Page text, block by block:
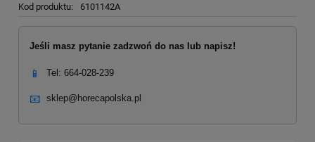
Kod produktu: 6101142A
Jeśli masz pytanie zadzwoń do nas lub napisz!
📱 Tel: 664-028-239
📧 sklep@horecapolska.pl